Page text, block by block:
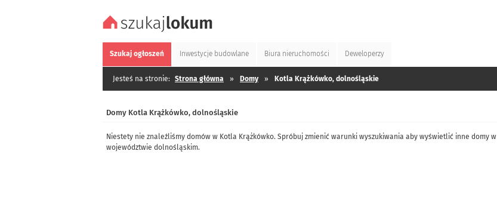
Szukaj ogłoszeń Inwestycje budowlane Biura nieruchomości Deweloperzy
Jesteś na stronie: Strona główna » Domy » Kotla Krążkówko, dolnośląskie
Domy Kotla Krążkówko, dolnośląskie
Niestety nie znaleźliśmy domów w Kotla Krążkówko. Spróbuj zmienić warunki wyszukiwania aby wyświetlić inne domy w
województwie dolnośląskim.